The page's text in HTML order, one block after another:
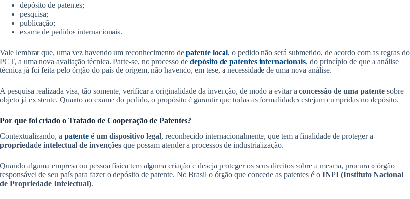
depósito de patentes;
pesquisa;
publicação;
exame de pedidos internacionais.
Vale lembrar que, uma vez havendo um reconhecimento de patente local, o pedido não será submetido, de acordo com as regras do
PCT, a uma nova avaliação técnica. Parte-se, no processo de depósito de patentes internacionais, do princípio de que a análise
técnica já foi feita pelo órgão do país de origem, não havendo, em tese, a necessidade de uma nova análise.
A pesquisa realizada visa, tão somente, verificar a originalidade da invenção, de modo a evitar a concessão de uma patente sobre
objeto já existente. Quanto ao exame do pedido, o propósito é garantir que todas as formalidades estejam cumpridas no depósito.
Por que foi criado o Tratado de Cooperação de Patentes?
Contextualizando, a patente é um dispositivo legal, reconhecido internacionalmente, que tem a finalidade de proteger a
propriedade intelectual de invenções que possam atender a processos de industrialização.
Quando alguma empresa ou pessoa física tem alguma criação e deseja proteger os seus direitos sobre a mesma, procura o órgão
responsável de seu país para fazer o depósito de patente. No Brasil o órgão que concede as patentes é o INPI (Instituto Nacional
de Propriedade Intelectual).